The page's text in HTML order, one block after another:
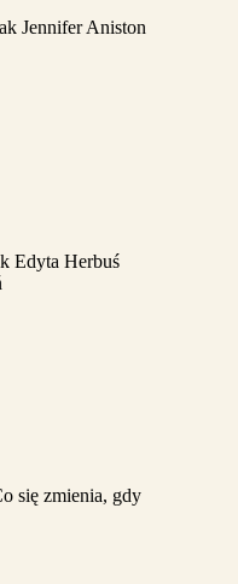
Jennifer Aniston
Edyta Herbuś
się zmienia, gdy